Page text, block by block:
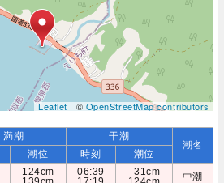
Leaflet| ©OpenStreetMap contributors
満潮 干潮
潮名
潮位 時刻
潮位
124cm
06:39
31cm
中潮